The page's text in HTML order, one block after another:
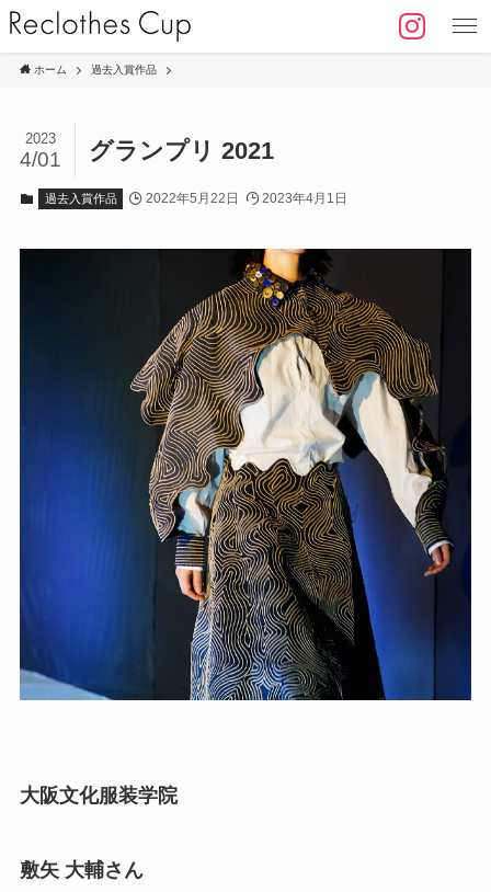
ホーム 過去入賞作品
グランプリ 2021
2023
4/01
過去入賞作品 2022年5月22日 2023年4月1日
大阪文化服装学院
敷矢 大輔さん